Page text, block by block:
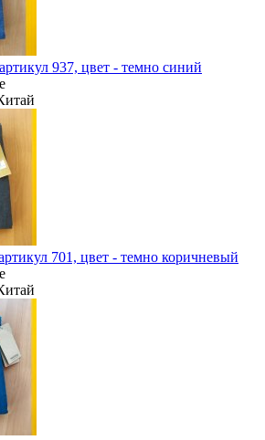
937, цвет - темно синий
701, цвет - темно коричневый